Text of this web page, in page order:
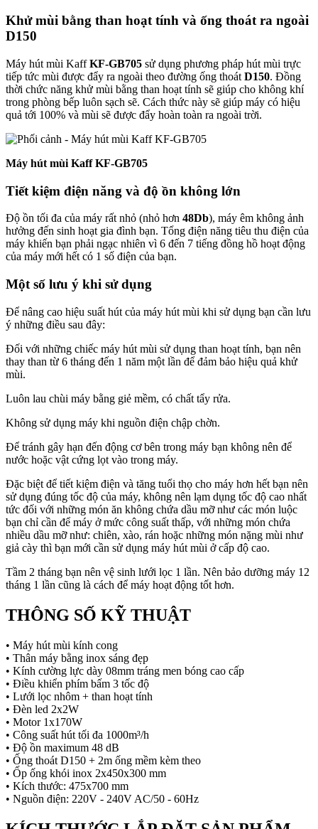
Khử mùi bằng than hoạt tính và ống thoát ra ngoài
D150
Máy hút mùi KaffKF-GB705 sử dụng phương pháp hút mùi trực
tiếp tức mùi được đẩy ra ngoài theo đường ống thoát D150. Đồng
thời chức năng khử mùi bằng than hoạt tính sẽ giúp cho không khí
trong phòng bếp luôn sạch sẽ. Cách thức này sẽ giúp máy có hiệu
quả tới 100% và mùi sẽ được đẩy hoàn toàn ra ngoài trời.
Máy hút mùi Kaff KF-GB705
Tiết kiệm điện năng và độ ồn không lớn
Độ ồn tối đa của máy rất nhỏ (nhỏ hơn 48Db), máy êm không ảnh
hưởng đến sinh hoạt gia đình bạn. Tổng điện năng tiêu thu điện của
máy khiến bạn phải ngạc nhiên vì 6 đến 7 tiếng đồng hồ hoạt động
của máy mới hết có 1 số điện của bạn.
Một số lưu ý khi sử dụng
Để nâng cao hiệu suất hút của máy hút mùi khi sử dụng bạn cần lưu
ý những điều sau đây:
Đối với những chiếc máy hút mùi sử dụng than hoạt tính, bạn nên
thay than từ 6 tháng đến 1 năm một lần để đảm bảo hiệu quả khử
mùi.
Luôn lau chùi máy bằng giẻ mềm, có chất tẩy rửa.
Không sử dụng máy khi nguồn điện chập chờn.
Để tránh gây hạn đến động cơ bên trong máy bạn không nên để
nước hoặc vật cứng lọt vào trong máy.
Đặc biệt để tiết kiệm điện và tăng tuổi thọ cho máy hơn hết bạn nên
sử dụng đúng tốc độ của máy, không nên lạm dụng tốc độ cao nhất
tức đối với những món ăn không chứa dầu mỡ như các món luộc
bạn chỉ cần để máy ở mức công suất thấp, với những món chứa
nhiều dầu mỡ như: chiên, xào, rán hoặc những món nặng mùi như
giả cày thì bạn mới cần sử dụng máy hút mùi ở cấp độ cao.
Tầm 2 tháng bạn nên vệ sinh lưới lọc 1 lần. Nên bảo dưỡng máy 12
tháng 1 lần cũng là cách để máy hoạt động tốt hơn.
THÔNG SỐ KỸ THUẬT
• Máy hút mùi kính cong
• Thân máy bằng inox sáng đẹp
• Kính cường lực dày 08mm tráng men bóng cao cấp
• Điều khiển phím bấm 3 tốc độ
• Lưới lọc nhôm + than hoạt tính
• Đèn led 2x2W
• Motor 1x170W
• Công suất hút tối đa 1000m³/h
• Độ ồn maximum 48 dB
• Ống thoát D150 + 2m ống mềm kèm theo
• Ốp ống khói inox 2x450x300 mm
• Kích thước: 475x700 mm
• Nguồn điện: 220V - 240V AC/50 - 60Hz